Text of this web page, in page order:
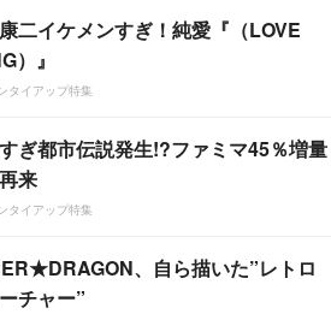
二イケメンすぎ！純愛『（LOVE
）』
タイアップ特集
ぎ都市伝説発生!?ファミマ45％増量
来
タイアップ特集
、自ら描いた”レトロ
チャー”